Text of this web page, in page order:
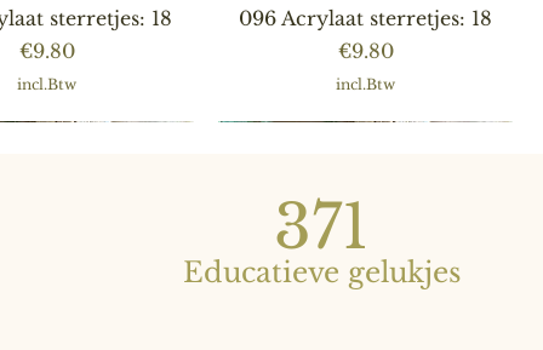
overzicht
sterretjes: 18
Prijs
€9.80
incl.Btw
Snel overzicht
096 Acrylaat sterretjes: 18
Prijs
€9.80
incl.Btw
Educatieve gelukjes
371